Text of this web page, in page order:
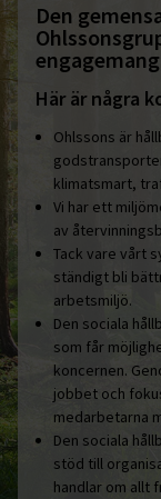
Den
Här är några
Ohlssons är
klimatsmart,
Vi har ett
av
Tack vare vårt
ständigt bli
arbetsmiljö.
Den sociala
som får
koncernen.
jobbet och
medarbetarna
Den sociala
stöd till
handlar om allt